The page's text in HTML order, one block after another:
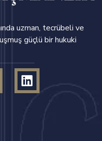
uzman, tecrübeli ve
güçlü bir hukuki